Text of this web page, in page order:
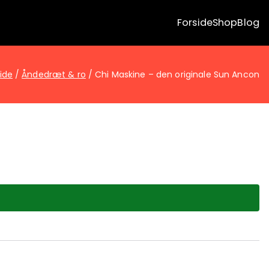
ForsideShopBlog
Åndedræt & ro Chi Maskine – den originale Sun Ancon